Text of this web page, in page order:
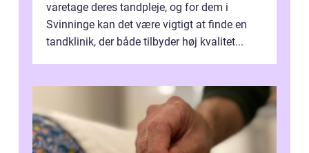
varetage deres tandpleje, og for dem i
Svinninge kan det være vigtigt at finde en
tandklinik, der både tilbyder høj kvalitet...